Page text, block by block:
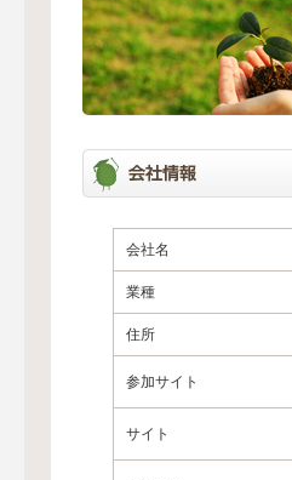
会社名
業種
住所
参加サイト
サイト